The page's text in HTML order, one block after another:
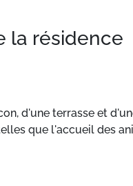
la résidence
d'une terrasse et
que l'accueil des